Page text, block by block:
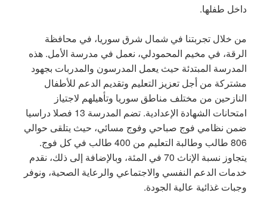
داخل طفلها.
من خلال تجربتنا في شمال شرق سوريا، في محافظة
الرقة، في مخيم المحمودلي، نعمل في مدرسة الأمل. هذه
المدرسة المبتدئة حيث يعمل المدرسون والمدربات بجهود
مشتركة من أجل تعزيز التعليم وتقديم الدعم للأطفال
النازحين من مختلف مناطق سوريا وتأهيلهم لاجتياز
امتحانات الشهادة الإعدادية. تضم المدرسة 13 فصلا دراسيا
ضمن نظامي فوج صباحي وفوج مسائي، حيث يتلقى حوالي
806 طالب وطالبة التعليم من 400 طالب في كل فوج.
يتجاوز نسبة الإناث 70 في المئة، وبالإضافة إلى ذلك، نقدم
خدمات الدعم النفسي والاجتماعي والرعاية الصحية، ونوفر
وجبات غذائية عالية الجودة.